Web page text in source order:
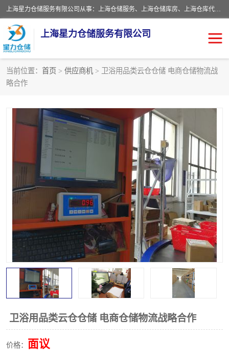
上海星力仓储服务有限公司从事：上海仓储服务、上海仓储库房、上海仓库代运营、上海仓库对外出租、上海仓库外包、上海三方仓储、上海电商仓储代发、上海电商代发货仓库、上海托管仓库、上海仓储配送。上海星力仓储服务有限公司现在拥有100个分仓、10万余平方的标准库房，精炼员工几百名，与几千家客户合作，公司已跻身上海仓储行业前列。欢迎来电咨询！
上海星力仓储服务有限公司
当前位置： 首页 > 供应商机 > 卫浴用品类云仓仓储 电商仓储物流战
略合作
卫浴用品类云仓仓储 电商仓储物流战略合作
价格： 面议
上海仓库对外出租
上海仓储配送 上海仓库外包
上海仓库代运营 上海托管仓库
上海第三方仓储 上海仓储服务
仓储 上海电商代发货仓库
上海托管仓库